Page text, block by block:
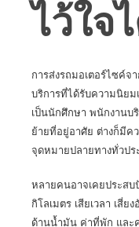
ไว้ใจ
การส่งรถมอเตอร์ไซค์จ
บริการที่ได้รับความนิยม
เป็นนักศึกษา พนักงานบ
ย้ายที่อยู่อาศัย ต่างก็มีค
จุดหมายปลายทางทั่วปร
หลายคนอาจเคยประส
กิโลเมตร เสียเวลา เสี่
ด้านน้ำมัน ค่าที่พัก และ